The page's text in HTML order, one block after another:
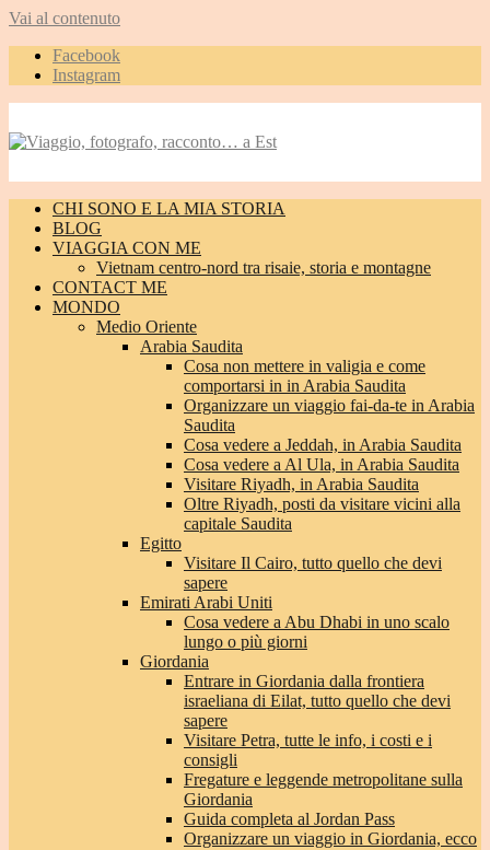
Vai al contenuto
Facebook
Instagram
CHI SONO E LA MIA STORIA
BLOG
VIAGGIA CON ME
Vietnam centro-nord tra risaie, storia e montagne
CONTACT ME
MONDO
Medio Oriente
Arabia Saudita
Cosa non mettere in valigia e come
comportarsi in in Arabia Saudita
Organizzare un viaggio fai-da-te in Arabia
Saudita
Cosa vedere a Jeddah, in Arabia Saudita
Cosa vedere a Al Ula, in Arabia Saudita
Visitare Riyadh, in Arabia Saudita
Oltre Riyadh, posti da visitare vicini alla
capitale Saudita
Egitto
Visitare Il Cairo, tutto quello che devi
sapere
Emirati Arabi Uniti
Cosa vedere a Abu Dhabi in uno scalo
lungo o più giorni
Giordania
Entrare in Giordania dalla frontiera
israeliana di Eilat, tutto quello che devi
sapere
Visitare Petra, tutte le info, i costi e i
consigli
Fregature e leggende metropolitane sulla
Giordania
Guida completa al Jordan Pass
Organizzare un viaggio in Giordania, ecco